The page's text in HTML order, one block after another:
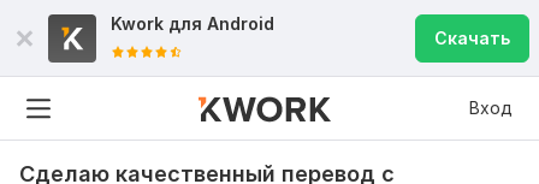
Kwork для Android
Скачать
Вход
Сделаю качественный перевод с